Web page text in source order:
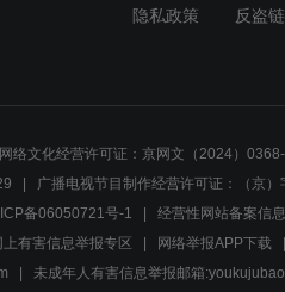
隐私政策 反盗
网络文化经营许可证：京网文（2024）
广播电视节目制作经营许可证：（京
备06050721号-1 经营性网站备案信息
上有害信息举报专区 网络举报APP下载
未成年人有害信息举报邮箱